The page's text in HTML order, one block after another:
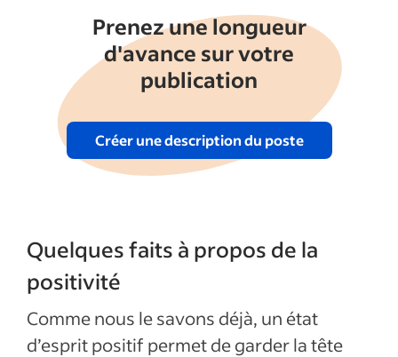
Prenez une longueur
d'avance sur votre
publication
Créer une description du poste
Quelques faits à propos de la
positivité
Comme nous le savons déjà, un état
d’esprit positif permet de garder la tête